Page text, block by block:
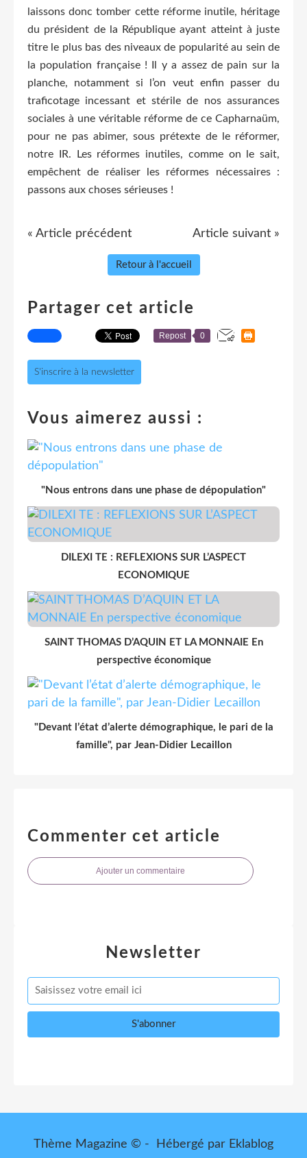
laissons donc tomber cette réforme inutile, héritage
du président de la République ayant atteint à juste
titre le plus bas des niveaux de popularité au sein de
la population française ! Il y a assez de pain sur la
planche, notamment si l’on veut enfin passer du
traficotage incessant et stérile de nos assurances
sociales à une véritable réforme de ce Capharnaüm,
pour ne pas abimer, sous prétexte de le réformer,
notre IR. Les réformes inutiles, comme on le sait,
empêchent de réaliser les réformes nécessaires :
passons aux choses sérieuses !
« Article précédent Article suivant »
Retour à l'accueil
Partager cet article
Repost 0
S'inscrire à la newsletter
Vous aimerez aussi :
"Nous entrons dans une phase de dépopulation"
DILEXI TE : REFLEXIONS SUR L’ASPECT
ECONOMIQUE
SAINT THOMAS D’AQUIN ET LA MONNAIE En
perspective économique
"Devant l’état d’alerte démographique, le pari de la
famille", par Jean-Didier Lecaillon
Commenter cet article
Ajouter un commentaire
Newsletter
Thème Magazine © - Hébergé par Eklablog